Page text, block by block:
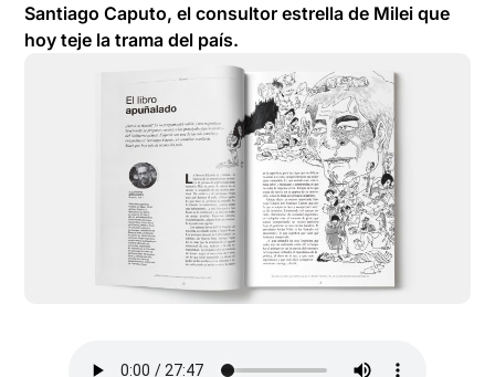
Santiago Caputo, el consultor estrella de Milei que
hoy teje la trama del país.